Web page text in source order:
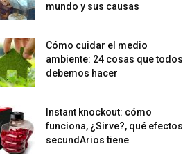
mundo y sus causas
Cómo cuidar el medio
ambiente: 24 cosas que todos
debemos hacer
Instant knockout: cómo
funciona, ¿Sirve?, qué efectos
secundArios tiene